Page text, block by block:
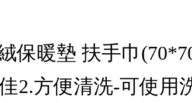
保暖墊 扶手巾
2.方便清洗-可使用